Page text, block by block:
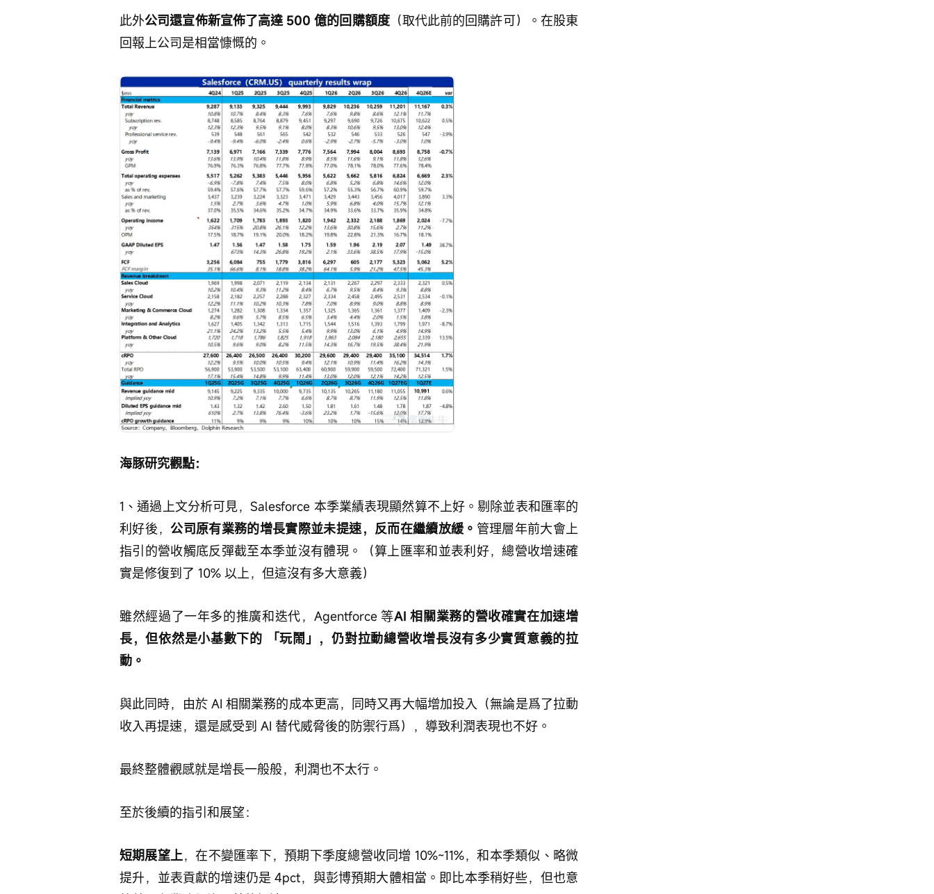
此外公司還宣佈新宣佈了高達 500 億的回購額度（取代此前的回購許可）。在股東
回報上公司是相當慷慨的。
海豚研究觀點：
1、通過上文分析可見，Salesforce 本季業績表現顯然算不上好。剔除並表和匯率的
利好後，公司原有業務的增長實際並未提速，反而在繼續放緩。 管理層年前大會上
指引的營收觸底反彈截至本季並沒有體現。（算上匯率和並表利好，總營收增速確
實是修復到了 10% 以上，但這沒有多大意義）
雖然經過了一年多的推廣和迭代，Agentforce 等AI 相關業務的營收確實在加速增
長，但依然是小基數下的 「玩鬧」，仍對拉動總營收增長沒有多少實質意義的拉
動。
與此同時，由於 AI 相關業務的成本更高，同時又再大幅增加投入（無論是爲了拉動
收入再提速，還是感受到 AI 替代威脅後的防禦行爲），導致利潤表現也不好。
最終整體觀感就是增長一般般，利潤也不太行。
至於後續的指引和展望：
短期展望上，在不變匯率下，預期下季度總營收同增 10%~11%，和本季類似、略微
提升，並表貢獻的增速仍是 4pct，與彭博預期大體相當。即比本季稍好些，但也意